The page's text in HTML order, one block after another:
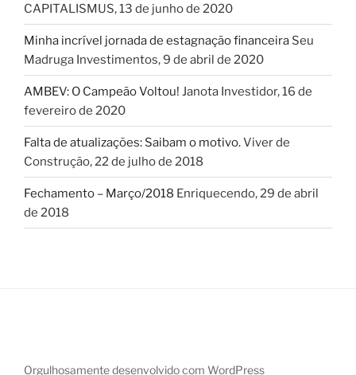
CAPITALISMUS,13 de junho de 2020
Minha incrível jornada de estagnação financeira Seu
Madruga Investimentos,9 de abril de 2020
AMBEV: O Campeão Voltou! Janota Investidor,16 de
fevereiro de 2020
Falta de atualizações: Saibam o motivo.Viver de
Construção,22 de julho de 2018
Fechamento – Março/2018 Enriquecendo,29 de abril
de 2018
Orgulhosamente desenvolvido com WordPress